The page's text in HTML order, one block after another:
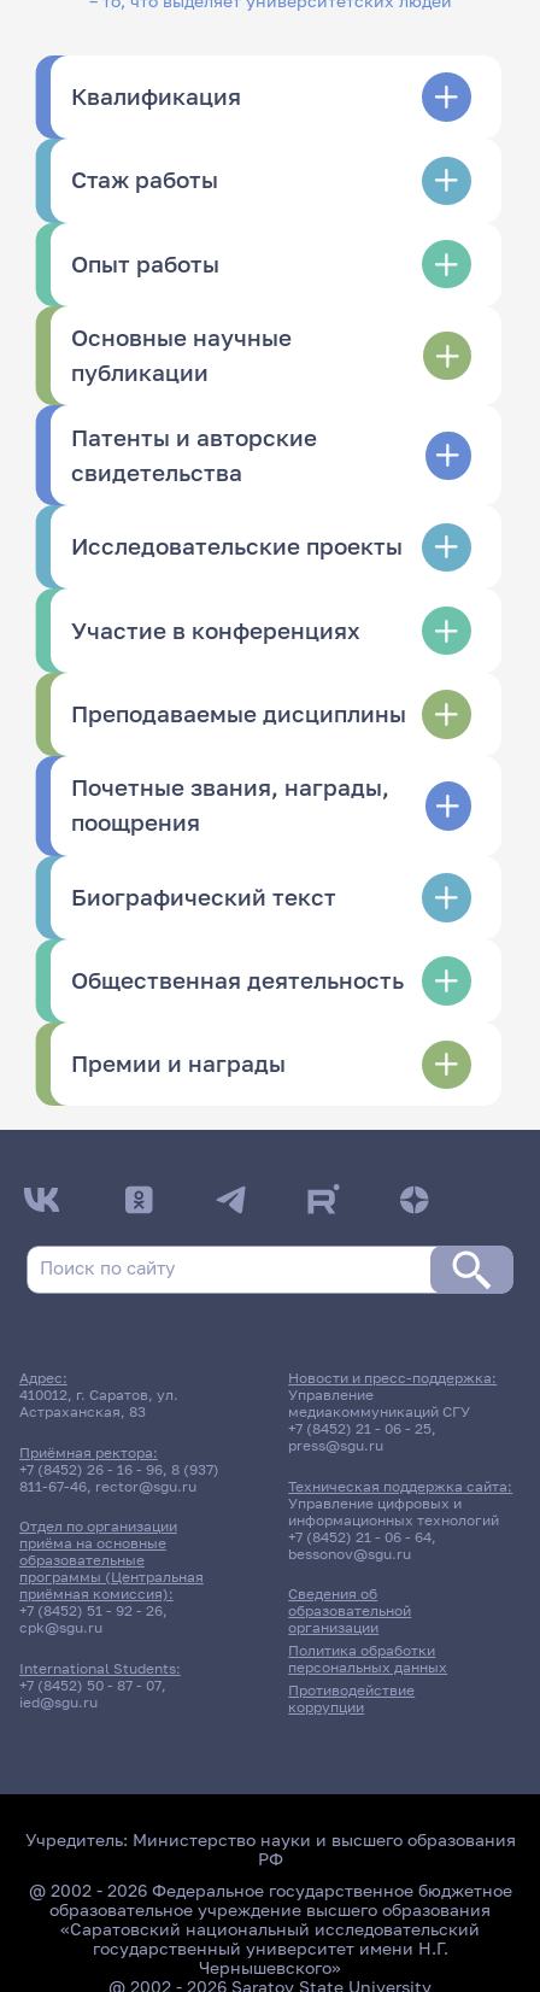
Квалификация
Стаж работы
Опыт работы
Основные научные
публикации
Патенты и авторские
свидетельства
Исследовательские проекты
Участие в конференциях
Преподаваемые дисциплины
Почетные звания, награды,
поощрения
Биографический текст
Общественная деятельность
Премии и награды
Адрес:
410012, г. Саратов, ул.
Астраханская, 83
Приёмная ректора:
+7 (8452) 26 - 16 - 96, 8 (937)
811-67-46, rector@sgu.ru
Отдел по организации
приёма на основные
образовательные
программы (Центральная
приёмная комиссия):
+7 (8452) 51 - 92 - 26,
cpk@sgu.ru
International Students:
+7 (8452) 50 - 87 - 07,
ied@sgu.ru
Сведения об
образовательной
организации
Политика обработки
персональных данных
Противодействие
коррупции
Новости и пресс-поддержка:
Управление
медиакоммуникаций СГУ
+7 (8452) 21 - 06 - 25,
press@sgu.ru
Техническая поддержка сайта:
Управление цифровых и
информационных технологий
+7 (8452) 21 - 06 - 64,
bessonov@sgu.ru
Учредитель: Министерство науки и высшего образования
РФ
@ 2002 - 2026 Федеральное государственное бюджетное
образовательное учреждение высшего образования
«Саратовский национальный исследовательский
государственный университет имени Н.Г.
Чернышевского»
@ 2002 - 2026 Saratov State University